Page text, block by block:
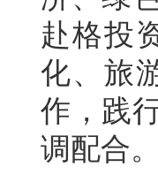
赴格投
化、旅
作，践
调配合。